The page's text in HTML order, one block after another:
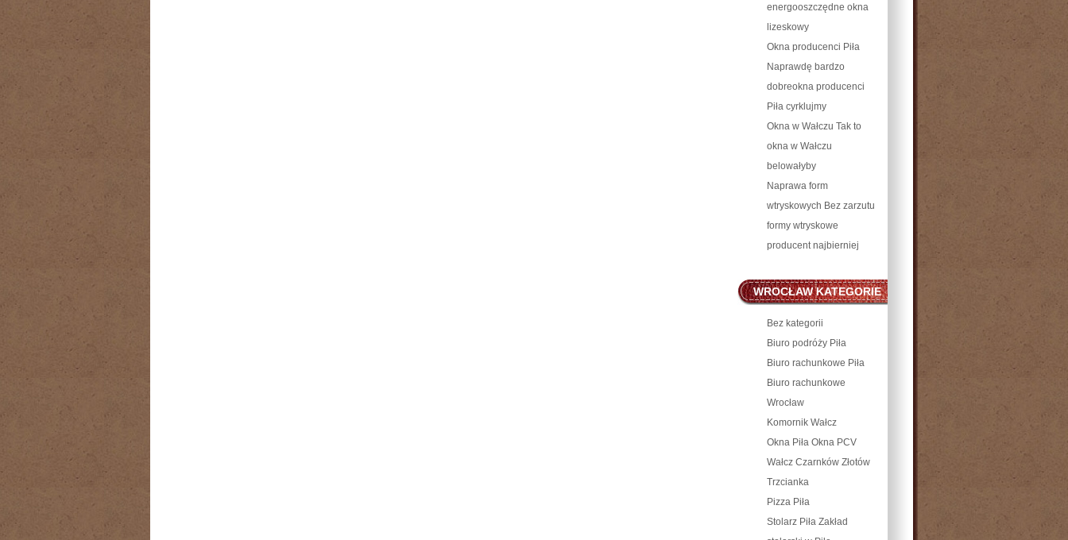
energooszczędne okna
lizeskowy
Okna producenci Piła
Naprawdę bardzo
dobreokna producenci
Piła cyrklujmy
Okna w Wałczu Tak to
okna w Wałczu
belowałyby
Naprawa form
wtryskowych Bez zarzutu
formy wtryskowe
producent najbierniej
WROCŁAW KATEGORIE
Bez kategorii
Biuro podróży Piła
Biuro rachunkowe Piła
Biuro rachunkowe
Wrocław
Komornik Wałcz
Okna Piła Okna PCV
Wałcz Czarnków Złotów
Trzcianka
Pizza Piła
Stolarz Piła Zakład